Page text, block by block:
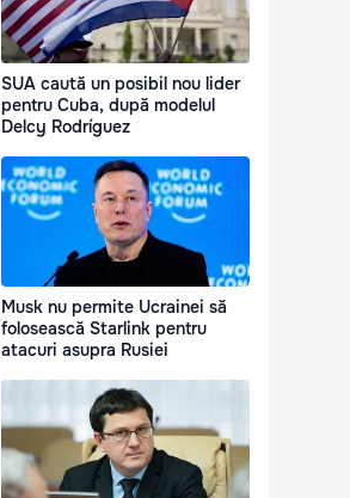
SUA caută un posibil nou lider
pentru Cuba, după modelul
Delcy Rodríguez
Musk nu permite Ucrainei să
folosească Starlink pentru
atacuri asupra Rusiei